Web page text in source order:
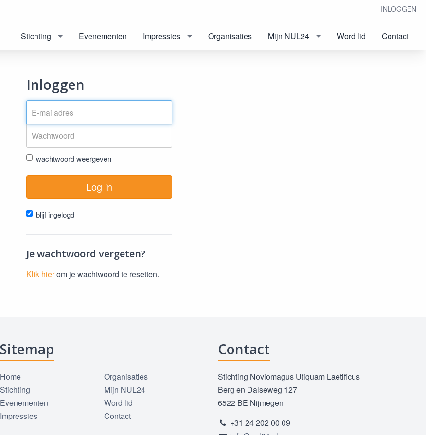
INLOGGEN
Stichting Evenementen Impressies Organisaties Mijn NUL24 Word lid Contact
Inloggen
wachtwoord weergeven
Log in
blijf ingelogd
Je wachtwoord vergeten?
Klik hierom je wachtwoord te resetten.
Sitemap
Home
Stichting
Evenementen
Impressies
Organisaties
Mijn NUL24
Word lid
Contact
Contact
Stichting Noviomagus Utiquam Laetificus
Berg en Dalseweg 127
6522 BE Nijmegen
+31 24 202 00 09